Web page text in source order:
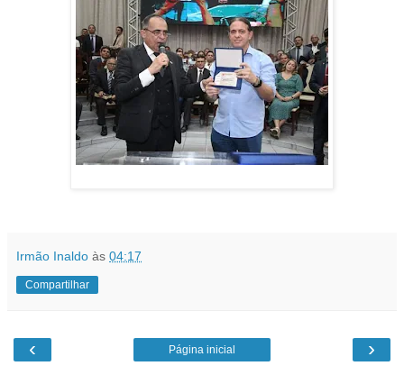
Irmão Inaldo às 04:17
Compartilhar
‹ ›
Página inicial